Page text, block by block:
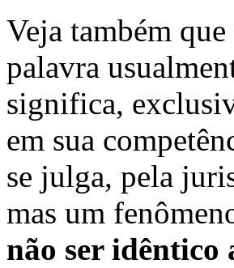
Veja também
palavra
significa,
em sua
se julga, pela
mas um
não ser